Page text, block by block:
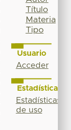
Título
Materia
Tipo
Usuario
Acceder
Estadísticas
Estadísticas
de uso